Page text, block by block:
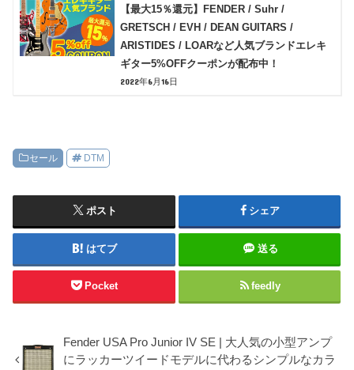
【最大15％還元】FENDER / Suhr /
GRETSCH / EVH / DEAN GUITARS /
ARISTIDES / LOARなど人気ブランドエレキ
ギター5%OFFクーポンが配布中！
2022年6月16日
セール DTM
ポスト シェア
はてブ 送る
Pocket feedly
Fender USA Pro Junior IV SE | 大人気の小型アンプ
にラッカーツイードモデルに代わるシンプルなカラ